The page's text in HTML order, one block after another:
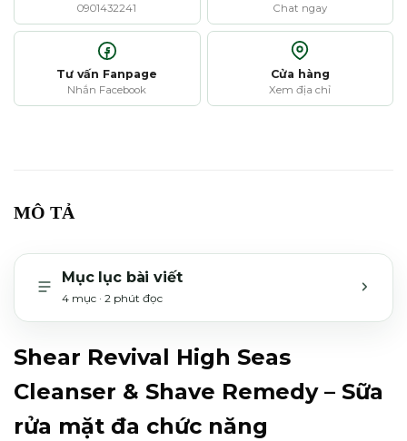
0901432241 Chat ngay
Tư vấn Fanpage
Nhắn Facebook
Cửa hàng
Xem địa chỉ
MÔ TẢ
Mục lục bài viết
4 mục · 2 phút đọc
Shear Revival High Seas
Cleanser & Shave Remedy – Sữa
rửa mặt đa chức năng